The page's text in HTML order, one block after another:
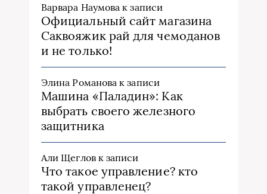
Варвара Наумова к записи
Официальный сайт магазина
Саквояжик рай для чемоданов
и не только!
Элина Романова к записи
Машина «Паладин»: Как
выбрать своего железного
защитника
Али Щегловк записи
Что такое управление? кто
такой управленец?